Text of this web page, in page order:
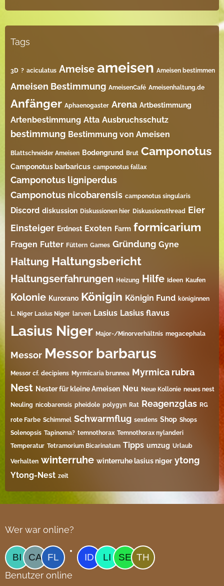
Tags
3D ? aciculatus Ameise ameisen Ameisen bestimmen
Ameisen Bestimmung AmeisenCafé Ameisenhaltung.de
Anfänger Aphaenogaster Arena Artbestimmung
Artenbestimmung Atta Ausbruchsschutz
bestimmung Bestimmung von Ameisen
Blattschneider Ameisen Bodengrund Brut Camponotus
Camponotus barbaricus camponotus fallax
Camponotus ligniperdus
Camponotus nicobarensis camponotus singularis
Discord diskussion Diskussionen hier Diskussionsthread Eier
Einsteiger Erdnest Exoten Farm formicarium
Fragen Futter Füttern Games Gründung Gyne
Haltung Haltungsbericht
Haltungserfahrungen Heizung Hilfe Ideen Kaufen
Kolonie Kurorano Königin Königin Fund königinnen
L. Niger Lasius Niger larven Lasius Lasius flavus
Lasius Niger Major-/Minorverhältnis megacephala
Messor Messor barbarus
Messor cf. decipiens Myrmicaria brunnea Myrmica rubra
Nest Nester für kleine Ameisen Neu Neue Kollonie neues nest
Neuling nicobarensis pheidole polygyn Rat Reagenzglas RG
rote Farbe Schimmel Schwarmflug sexdens Shop Shops
Solenopsis Tapinoma? temnothorax Temnothorax nylanderi
Temperatur Tetramorium Bicarinatum​ Tipps umzug Urlaub
Verhalten winterruhe winterruhe lasius niger ytong
Ytong-Nest zeit
Wer war online?
Benutzer online